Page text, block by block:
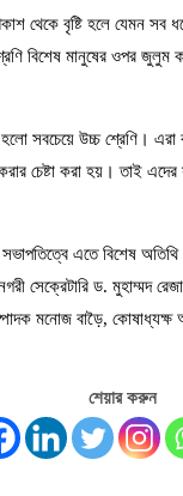
থেকে বৃষ্টি হলে যেমন সব
বিশেষ মানুষের ওপর জুলুম
সবচেয়ে উচ্চ শ্রেণি।
চেষ্টা করা হয়। তাই
সভাপতিত্বে এতে বিশেষ
সেক্রেটারি ড. মুহাম্মদ
মনোজ বাড়ৈ, কোষাধ্যক্ষ
শেয়ার করুন